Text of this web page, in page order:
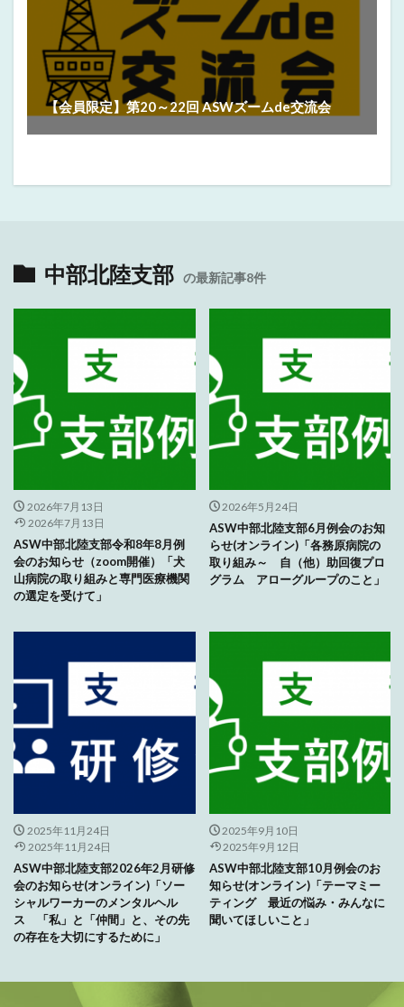
【会員限定】第20～22回 ASWズームde交流会
中部北陸支部 の最新記事8件
2026年7月13日
2026年7月13日
ASW中部北陸支部令和8年8月例
会のお知らせ（zoom開催）「犬
山病院の取り組みと専門医療機関
の選定を受けて」
2026年5月24日
ASW中部北陸支部6月例会のお知
らせ(オンライン)「各務原病院の
取り組み～ 自（他）助回復プロ
グラム アローグループのこと」
2025年11月24日
2025年11月24日
ASW中部北陸支部2026年2月研修
会のお知らせ(オンライン)「ソー
シャルワーカーのメンタルヘル
ス 「私」と「仲間」と、その先
の存在を大切にするために」
2025年9月10日
2025年9月12日
ASW中部北陸支部10月例会のお
知らせ(オンライン)「テーマミー
ティング 最近の悩み・みんなに
聞いてほしいこと」